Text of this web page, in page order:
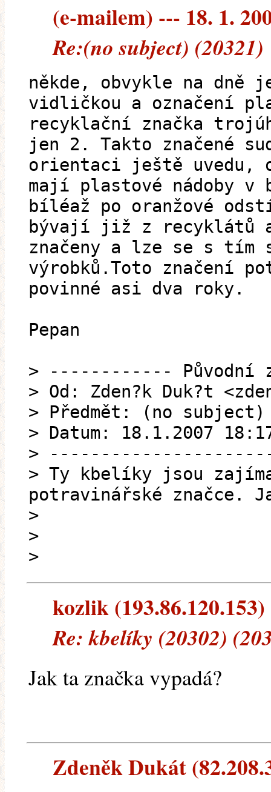
(e-mailem) --- 18. 1.
Re:(no subject) (20321)
někde, obvykle na dně
vidličkou a označení
recyklační značka
jen 2. Takto značené
orientaci ještě uvedu,
mají plastové nádoby v
bíléaž po oranžové
bývají již z recyklátů
značeny a lze se s tím
výrobků.Toto značení
povinné asi dva roky.
Pepan
> ------------ Původní
> Od: Zden?k Duk?t
> Předmět: (no subject)
> Datum: 18.1.2007
>
> Ty kbelíky jsou
potravinářské značce.
>
>
>
kozlik
Re: kbelíky (20302)
Jak ta značka vypadá?
Zdeněk Dukát